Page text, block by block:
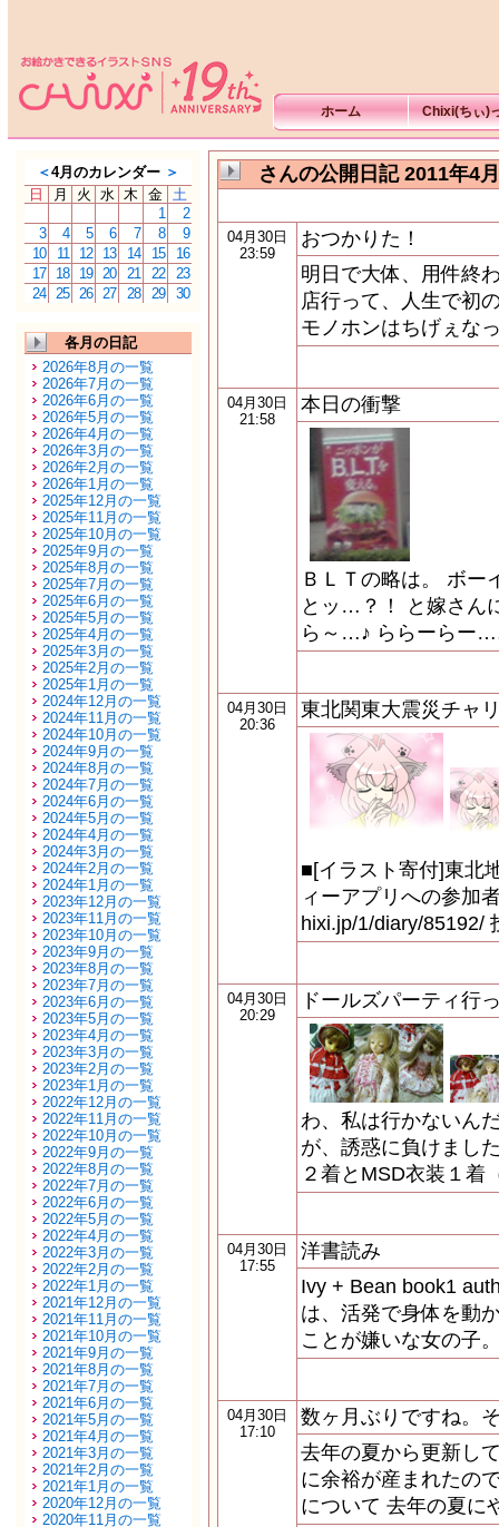
ホーム Chixi(ちぃ)
＜4月のカレンダー ＞
日
月 火 水 木 金 土
1
2
3
4 5 6 7 8
9
10
11 12 13 14 15
16
17
18 19 20 21 22
23
24 25 26 27 28 29 30
各月の日記
2026年8月の一覧
2026年7月の一覧
2026年6月の一覧
2026年5月の一覧
2026年4月の一覧
2026年3月の一覧
2026年2月の一覧
2026年1月の一覧
2025年12月の一覧
2025年11月の一覧
2025年10月の一覧
2025年9月の一覧
2025年8月の一覧
2025年7月の一覧
2025年6月の一覧
2025年5月の一覧
2025年4月の一覧
2025年3月の一覧
2025年2月の一覧
2025年1月の一覧
2024年12月の一覧
2024年11月の一覧
2024年10月の一覧
2024年9月の一覧
2024年8月の一覧
2024年7月の一覧
2024年6月の一覧
2024年5月の一覧
2024年4月の一覧
2024年3月の一覧
2024年2月の一覧
2024年1月の一覧
2023年12月の一覧
2023年11月の一覧
2023年10月の一覧
2023年9月の一覧
2023年8月の一覧
2023年7月の一覧
2023年6月の一覧
2023年5月の一覧
2023年4月の一覧
2023年3月の一覧
2023年2月の一覧
2023年1月の一覧
2022年12月の一覧
2022年11月の一覧
2022年10月の一覧
2022年9月の一覧
2022年8月の一覧
2022年7月の一覧
2022年6月の一覧
2022年5月の一覧
2022年4月の一覧
2022年3月の一覧
2022年2月の一覧
2022年1月の一覧
2021年12月の一覧
2021年11月の一覧
2021年10月の一覧
2021年9月の一覧
2021年8月の一覧
2021年7月の一覧
2021年6月の一覧
2021年5月の一覧
2021年4月の一覧
2021年3月の一覧
2021年2月の一覧
2021年1月の一覧
2020年12月の一覧
2020年11月の一覧
さんの公開日記 2011年4月
04月30日
23:59
おつかりた！
明日で大体、用件終
店行って、人生で初
モノホンはちげぇな
04月30日
21:58
本日の衝撃
ＢＬＴの略は。 ボ
とッ…？！ と嫁さん
ら～…♪ ららーらー
04月30日
20:36
東北関東大震災チャ
■[イラスト寄付]東北
ィーアプリへの参加
hixi.jp/1/diary/85192/
04月30日
20:29
ドールズパーティ行
わ、私は行かないん
が、誘惑に負けまし
２着とMSD衣装１着
04月30日
17:55
洋書読み
Ivy + Bean book1
は、活発で身体を動
ことが嫌いな女の子
04月30日
17:10
数ヶ月ぶりですね。
去年の夏から更新し
に余裕が産まれたの
について 去年の夏に